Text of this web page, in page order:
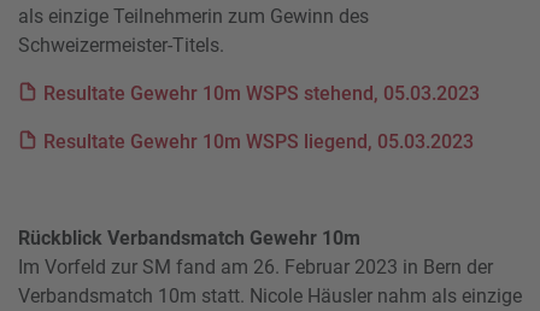
als einzige Teilnehmerin zum Gewinn des
Schweizermeister-Titels.
Resultate Gewehr 10m WSPS stehend, 05.03.2023
Resultate Gewehr 10m WSPS liegend, 05.03.2023
Rückblick Verbandsmatch Gewehr 10m
Im Vorfeld zur SM fand am 26. Februar 2023 in Bern der
Verbandsmatch 10m statt. Nicole Häusler nahm als einzige